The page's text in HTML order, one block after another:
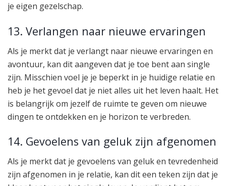
je eigen gezelschap.
13. Verlangen naar nieuwe ervaringen
Als je merkt dat je verlangt naar nieuwe ervaringen en
avontuur, kan dit aangeven dat je toe bent aan single
zijn. Misschien voel je je beperkt in je huidige relatie en
heb je het gevoel dat je niet alles uit het leven haalt. Het
is belangrijk om jezelf de ruimte te geven om nieuwe
dingen te ontdekken en je horizon te verbreden.
14. Gevoelens van geluk zijn afgenomen
Als je merkt dat je gevoelens van geluk en tevredenheid
zijn afgenomen in je relatie, kan dit een teken zijn dat je